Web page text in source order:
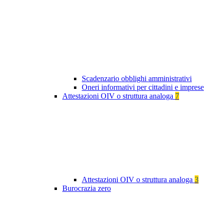
Scadenzario obblighi amministrativi
Oneri informativi per cittadini e imprese
Attestazioni OIV o struttura analoga 7
Attestazioni OIV o struttura analoga 3
Burocrazia zero